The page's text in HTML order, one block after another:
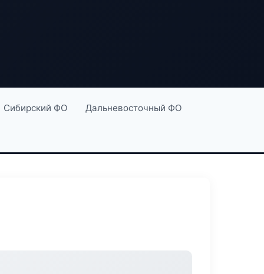
Сибирский ФО Дальневосточный ФО